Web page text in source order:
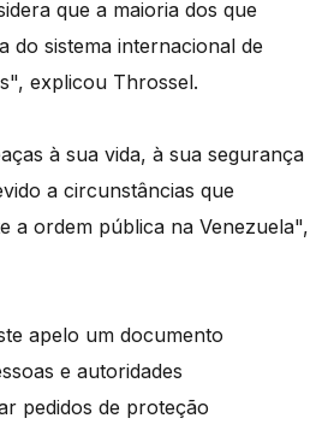
que a maioria dos que
do sistema internacional de
explicou Throssel.
à sua vida, à sua segurança
a circunstâncias que
a ordem pública na Venezuela",
apelo um documento
e autoridades
pedidos de proteção